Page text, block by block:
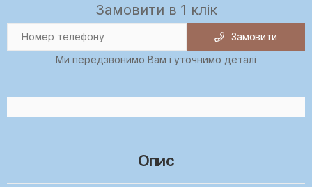
Замовити в 1 клік
Замовити
Ми передзвонимо Вам і уточнимо деталі
Опис